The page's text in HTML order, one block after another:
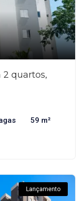
quartos,
59 m²
Lançamento